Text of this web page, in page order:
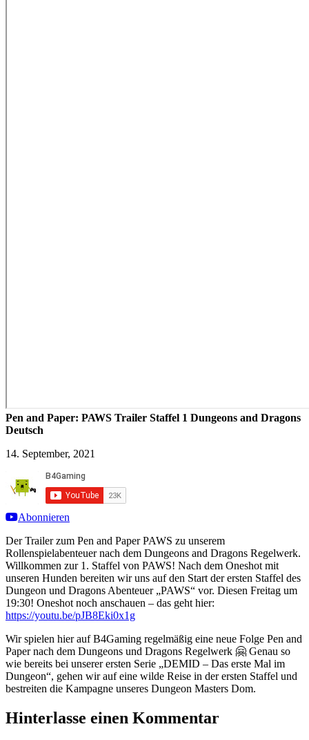
Pen and Paper: PAWS Trailer Staffel 1 Dungeons and Dragons
Deutsch
14. September, 2021
Abonnieren
Der Trailer zum Pen and Paper PAWS zu unserem
Rollenspielabenteuer nach dem Dungeons and Dragons Regelwerk.
Willkommen zur 1. Staffel von PAWS! Nach dem Oneshot mit
unseren Hunden bereiten wir uns auf den Start der ersten Staffel des
Dungeon und Dragons Abenteuer „PAWS“ vor. Diesen Freitag um
19:30! Oneshot noch anschauen – das geht hier:
https://youtu.be/pJB8Eki0x1g
Wir spielen hier auf B4Gaming regelmäßig eine neue Folge Pen and
Paper nach dem Dungeons und Dragons Regelwerk 🤗 Genau so
wie bereits bei unserer ersten Serie „DEMID – Das erste Mal im
Dungeon“, gehen wir auf eine wilde Reise in der ersten Staffel und
bestreiten die Kampagne unseres Dungeon Masters Dom.
Hinterlasse einen Kommentar